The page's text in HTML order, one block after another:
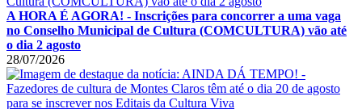
A HORA É AGORA! - Inscrições para concorrer a uma vaga
no Conselho Municipal de Cultura (COMCULTURA) vão até
o dia 2 agosto
28/07/2026